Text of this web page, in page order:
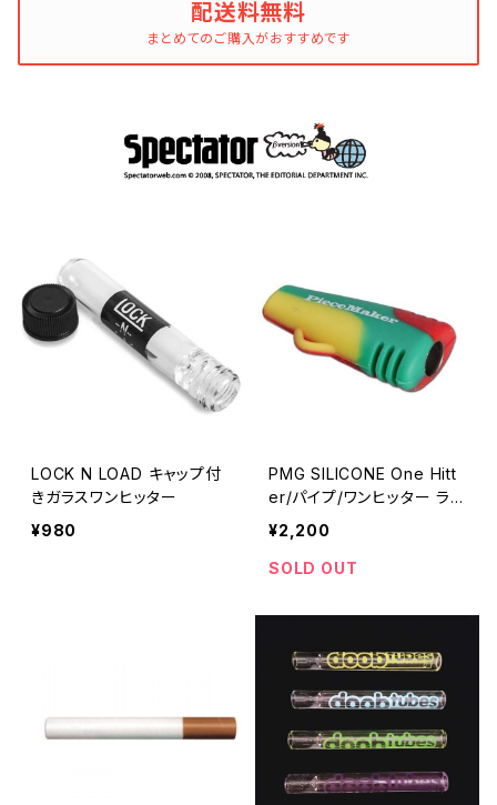
配送料無料
まとめてのご購入がおすすめです
LOCK N LOAD キャップ付
きガラスワンヒッター
¥980
PMG SILICONE One Hitt
er/パイプ/ワンヒッター ラス
タ
¥2,200
SOLD OUT